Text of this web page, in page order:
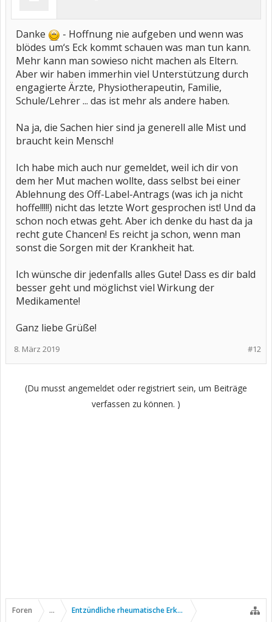
Danke
- Hoffnung nie aufgeben und wenn was
blödes um‘s Eck kommt schauen was man tun kann.
Mehr kann man sowieso nicht machen als Eltern.
Aber wir haben immerhin viel Unterstützung durch
engagierte Ärzte, Physiotherapeutin, Familie,
Schule/Lehrer ... das ist mehr als andere haben.
Na ja, die Sachen hier sind ja generell alle Mist und
braucht kein Mensch!
Ich habe mich auch nur gemeldet, weil ich dir von
dem her Mut machen wollte, dass selbst bei einer
Ablehnung des Off-Label-Antrags (was ich ja nicht
hoffe!!!!!) nicht das letzte Wort gesprochen ist! Und da
schon noch etwas geht. Aber ich denke du hast da ja
recht gute Chancen! Es reicht ja schon, wenn man
sonst die Sorgen mit der Krankheit hat.
Ich wünsche dir jedenfalls alles Gute! Dass es dir bald
besser geht und möglichst viel Wirkung der
Medikamente!
Ganz liebe Grüße!
#12
8. März 2019
(Du musst angemeldet oder registriert sein, um Beiträge
verfassen zu können. )
Foren ... Entzündliche rheumatische Erkrankungen